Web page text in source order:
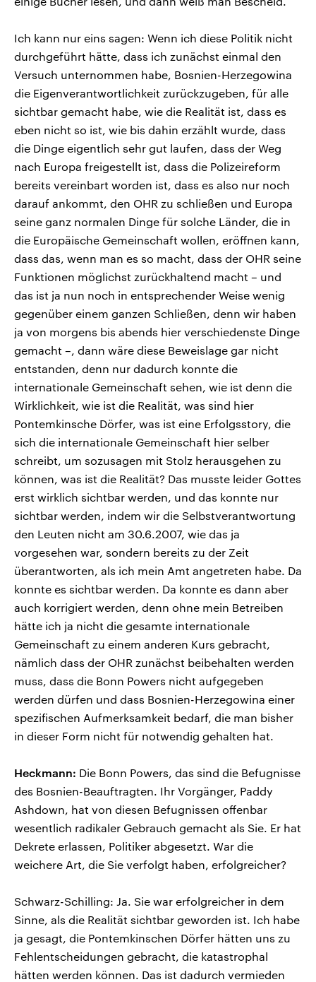
Ich kann nur eins sagen: Wenn ich diese Politik nicht
durchgeführt hätte, dass ich zunächst einmal den
Versuch unternommen habe, Bosnien-Herzegowina
die Eigenverantwortlichkeit zurückzugeben, für alle
sichtbar gemacht habe, wie die Realität ist, dass es
eben nicht so ist, wie bis dahin erzählt wurde, dass
die Dinge eigentlich sehr gut laufen, dass der Weg
nach Europa freigestellt ist, dass die Polizeireform
bereits vereinbart worden ist, dass es also nur noch
darauf ankommt, den OHR zu schließen und Europa
seine ganz normalen Dinge für solche Länder, die in
die Europäische Gemeinschaft wollen, eröffnen kann,
dass das, wenn man es so macht, dass der OHR seine
Funktionen möglichst zurückhaltend macht – und
das ist ja nun noch in entsprechender Weise wenig
gegenüber einem ganzen Schließen, denn wir haben
ja von morgens bis abends hier verschiedenste Dinge
gemacht –, dann wäre diese Beweislage gar nicht
entstanden, denn nur dadurch konnte die
internationale Gemeinschaft sehen, wie ist denn die
Wirklichkeit, wie ist die Realität, was sind hier
Pontemkinsche Dörfer, was ist eine Erfolgsstory, die
sich die internationale Gemeinschaft hier selber
schreibt, um sozusagen mit Stolz herausgehen zu
können, was ist die Realität? Das musste leider Gottes
erst wirklich sichtbar werden, und das konnte nur
sichtbar werden, indem wir die Selbstverantwortung
den Leuten nicht am 30.6.2007, wie das ja
vorgesehen war, sondern bereits zu der Zeit
überantworten, als ich mein Amt angetreten habe. Da
konnte es sichtbar werden. Da konnte es dann aber
auch korrigiert werden, denn ohne mein Betreiben
hätte ich ja nicht die gesamte internationale
Gemeinschaft zu einem anderen Kurs gebracht,
nämlich dass der OHR zunächst beibehalten werden
muss, dass die Bonn Powers nicht aufgegeben
werden dürfen und dass Bosnien-Herzegowina einer
spezifischen Aufmerksamkeit bedarf, die man bisher
in dieser Form nicht für notwendig gehalten hat.
Heckmann: Die Bonn Powers, das sind die Befugnisse
des Bosnien-Beauftragten. Ihr Vorgänger, Paddy
Ashdown, hat von diesen Befugnissen offenbar
wesentlich radikaler Gebrauch gemacht als Sie. Er hat
Dekrete erlassen, Politiker abgesetzt. War die
weichere Art, die Sie verfolgt haben, erfolgreicher?
Schwarz-Schilling: Ja. Sie war erfolgreicher in dem
Sinne, als die Realität sichtbar geworden ist. Ich habe
ja gesagt, die Pontemkinschen Dörfer hätten uns zu
Fehlentscheidungen gebracht, die katastrophal
hätten werden können. Das ist dadurch vermieden